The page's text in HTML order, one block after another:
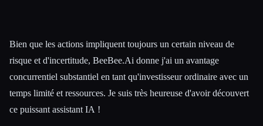
Bien que les actions impliquent toujours un certain niveau de
risque et d'incertitude, BeeBee.Ai donne j'ai un avantage
concurrentiel substantiel en tant qu'investisseur ordinaire avec un
temps limité et ressources. Je suis très heureuse d'avoir découvert
ce puissant assistant IA !